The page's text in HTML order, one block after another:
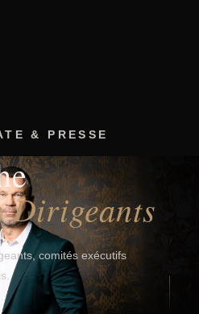
& PRESSE
Dirigeants
comités exécutifs